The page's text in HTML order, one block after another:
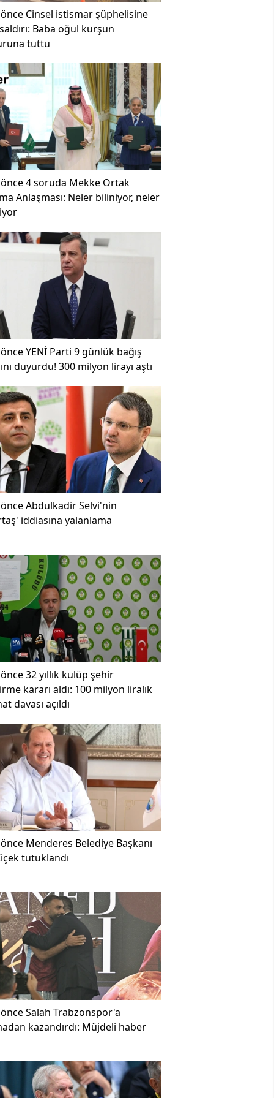
Cinsel istismar şüphelisine
Baba oğul kurşun
tuttu
4 soruda Mekke Ortak
Anlaşması: Neler biliniyor, neler
YENİ Parti 9 günlük bağış
duyurdu! 300 milyon lirayı aştı
Abdulkadir Selvi'nin
iddiasına yalanlama
32 yıllık kulüp şehir
kararı aldı: 100 milyon liralık
davası açıldı
Menderes Belediye Başkanı
tutuklandı
Salah Trabzonspor'a
kazandırdı: Müjdeli haber